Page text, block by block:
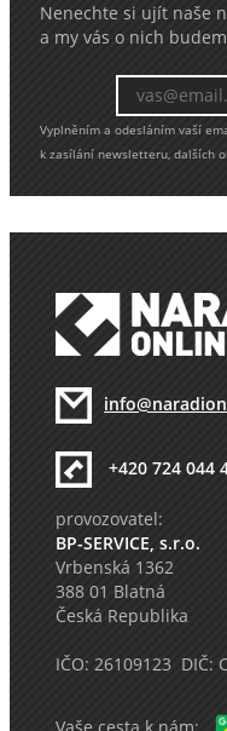
Nenechte si ujít naše
a my vás o nich
Vyplněním a odesláním vaší
k zasílání newsletteru, dalších
+420 724 044
provozovatel:
BP-SERVICE, s.r.o.
Vrbenská 1362
388 01 Blatná
Česká Republika
IČO: 26109123 DIČ: